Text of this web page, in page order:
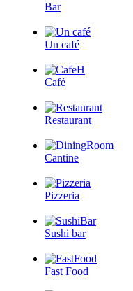
Bar
Un café
Café
Restaurant
Cantine
Pizzeria
Sushi bar
Fast Food